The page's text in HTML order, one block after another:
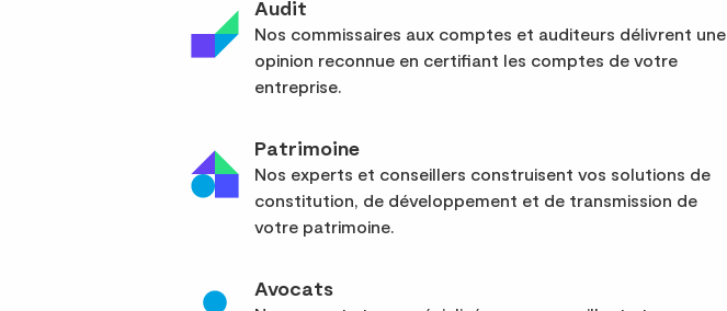
Audit
Nos commissaires aux comptes et auditeurs délivrent une
opinion reconnue en certifiant les comptes de votre
entreprise.
Patrimoine
Nos experts et conseillers construisent vos solutions de
constitution, de développement et de transmission de
votre patrimoine.
Avocats